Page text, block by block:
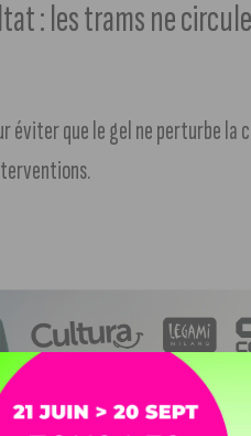
: les trams ne
éviter que le gel ne perturbe la